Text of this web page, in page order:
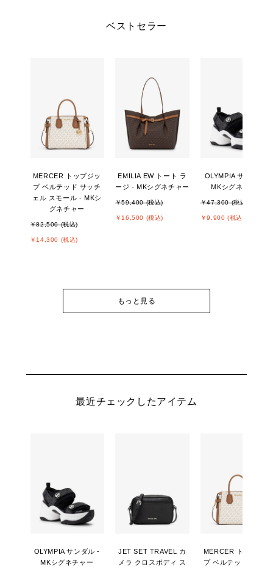
ベストセラー
MERCER トップジッ
プ ベルテッド サッチ
ェル スモール - MKシ
グネチャー
￥82,500 (税込)
￥14,300 (税込)
EMILIA EW トート ラ
ージ - MKシグネチャー
￥59,400 (税込)
￥16,500 (税込)
OLYMPIA サンダル -
MKシグネチャー
￥47,300 (税込)
￥9,900 (税込)
もっと見る
最近チェックしたアイテム
OLYMPIA サンダル -
MKシグネチャー
JET SET TRAVEL カ
メラ クロスボディ ス
MERCER トップジッ
プ ベルテッド サッチ